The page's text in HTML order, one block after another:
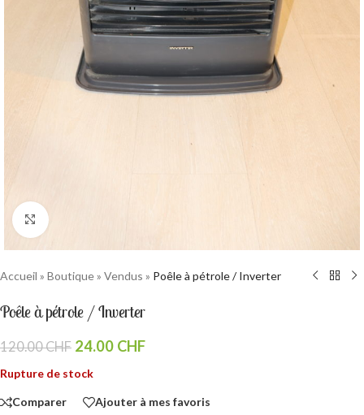
Cliquez pour agrandir
Accueil » Boutique» Vendus » Poêle à pétrole / Inverter
Poêle à pétrole / Inverter
120.00CHF 24.00 CHF
Rupture de stock
Comparer Ajouter à mes favoris